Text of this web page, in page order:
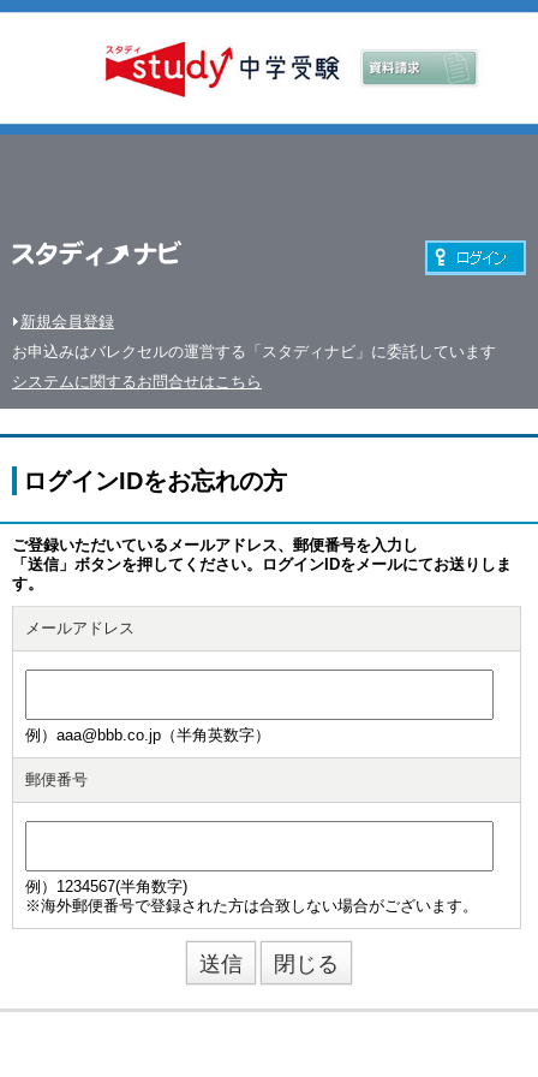
新規会員登録
お申込みはバレクセルの運営する「スタディナビ」に委託しています
システムに関するお問合せはこちら
ログインIDをお忘れの方
ご登録いただいているメールアドレス、郵便番号を入力し
「送信」ボタンを押してください。ログインIDをメールにてお送りしま
す。
メールアドレス
例）aaa@bbb.co.jp（半角英数字）
郵便番号
例）1234567(半角数字)
※海外郵便番号で登録された方は合致しない場合がございます。